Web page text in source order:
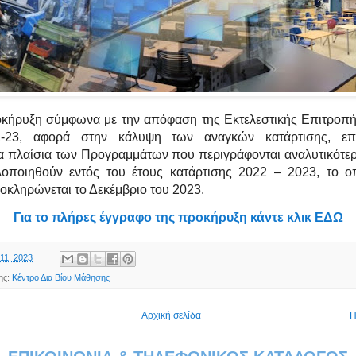
σύμφωνα με την απόφαση της Εκτελεστικής
23, αφορά στην κάλυψη των αναγκών κατάρτισης,
πλαίσια των Προγραμμάτων που περιγράφονται
εντός του έτους κατάρτισης 2022 – 2023, το
το Δεκέμβριο του 2023.
Για το πλήρες έγγραφο της προκήρυξη κάντε κλικ ΕΔΩ
2023
Κέντρο Δια Βίου Μάθησης
Αρχική σελίδα